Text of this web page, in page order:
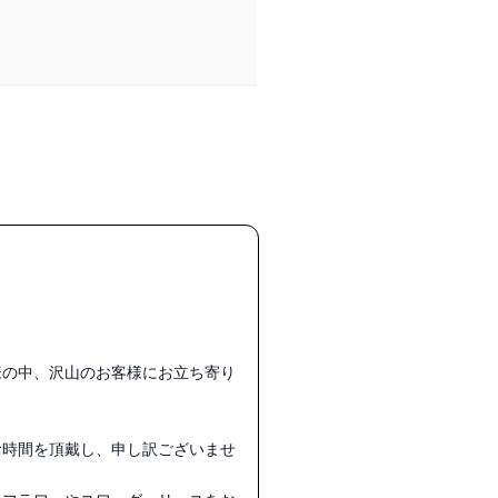
中、沢山のお客様にお立ち寄り
間を頂戴し、申し訳ございませ